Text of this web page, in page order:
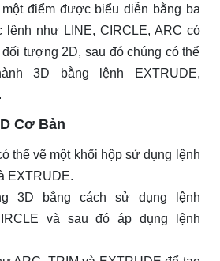
điểm được biểu diễn bằng ba
lệnh như LINE, CIRCLE, ARC có
tượng 2D, sau đó chúng có thể
3D bằng lệnh EXTRUDE,
Cơ Bản
thể vẽ một khối hộp sử dụng lệnh
EXTRUDE.
3D bằng cách sử dụng lệnh
và sau đó áp dụng lệnh